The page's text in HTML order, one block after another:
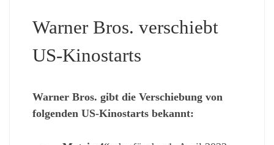
Warner Bros. verschiebt
US-Kinostarts
Warner Bros. gibt die Verschiebung von
folgenden US-Kinostarts bekannt: